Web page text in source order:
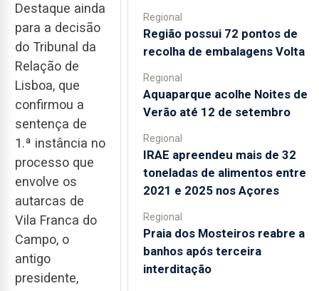
Destaque ainda
para a decisão
do Tribunal da
Relação de
Lisboa, que
confirmou a
sentença de
1.ª instância no
processo que
envolve os
autarcas de
Vila Franca do
Campo, o
antigo
presidente,
Regional
Região possui 72 pontos de
recolha de embalagens Volta
Regional
Aquaparque acolhe Noites de
Verão até 12 de setembro
Regional
IRAE apreendeu mais de 32
toneladas de alimentos entre
2021 e 2025 nos Açores
Regional
Praia dos Mosteiros reabre a
banhos após terceira
interditação